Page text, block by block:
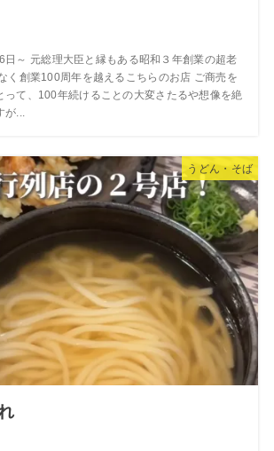
日～ 元総理大臣と縁もある昭和３年創業の超老
く創業100周年を越えるこちらのお店 ご商売を
って、100年続けることの大変さたるや想像を絶
...
うどん・そば